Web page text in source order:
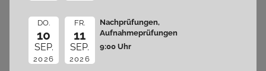
DO.
10
SEP.
2026
FR.
11
SEP.
2026
Nachprüfungen,
Aufnahmeprüfungen
9:00 Uhr